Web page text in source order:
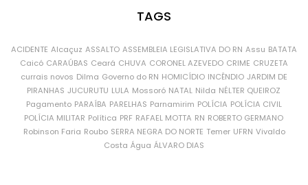
TAGS
ACIDENTE Alcaçuz ASSALTO ASSEMBLEIA LEGISLATIVA DO RN Assu BATATA
Caicó CARAÚBAS Ceará CHUVA CORONEL AZEVEDO CRIME CRUZETA
currais novos Dilma Governo do RN HOMICÍDIO INCÊNDIO JARDIM DE
PIRANHAS JUCURUTU LULA Mossoró NATAL Nilda NÉLTER QUEIROZ
Pagamento PARAÍBA PARELHAS Parnamirim POLÍCIA POLÍCIA CIVIL
POLÍCIA MILITAR Política PRF RAFAEL MOTTA RN ROBERTO GERMANO
Robinson Faria Roubo SERRA NEGRA DO NORTE Temer UFRN Vivaldo
Costa Água ÁLVARO DIAS